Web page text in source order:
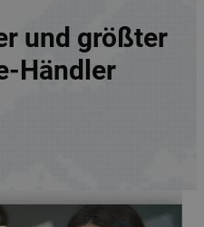
und größter
Händler